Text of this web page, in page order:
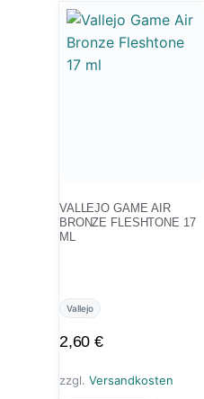
VALLEJO GAME AIR
BRONZE FLESHTONE 17
ML
Vallejo
2,60€
zzgl. Versandkosten